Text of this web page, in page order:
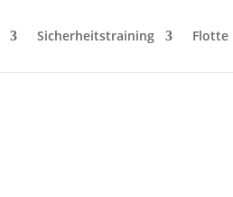
Sicherheitstraining Flotte